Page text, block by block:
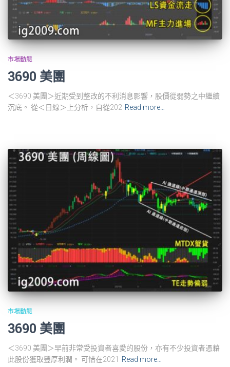
市場動態
3690 美團
＜3690 美團＞近期受到整改的不利消息影響，股價從弱勢之中繼續
沉底。 從＜日線＞上分析，自從202 Read more…
市場動態
3690 美團
＜3690 美團＞早前非常受投資者喜愛的股份，亦有不少投資者憑藉
此股份獲取豐厚利潤。 可惜在2021
Read more…